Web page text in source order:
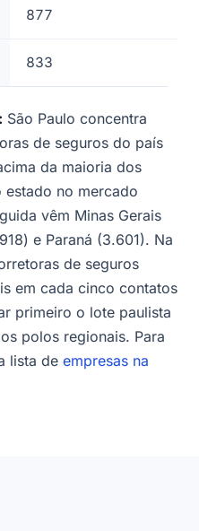
877
833
São Paulo concentra
de seguros do país
da maioria dos
no mercado
vêm Minas Gerais
e Paraná (3.601). Na
de seguros
em cada cinco contatos
primeiro o lote paulista
polos regionais. Para
lista de empresas na